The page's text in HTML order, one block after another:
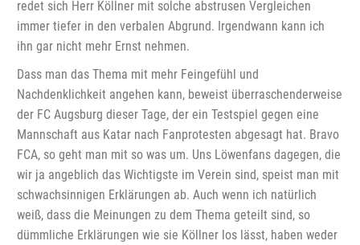
redet sich Herr Köllner mit solche abstrusen Vergleichen
immer tiefer in den verbalen Abgrund. Irgendwann kann ich
ihn gar nicht mehr Ernst nehmen.
Dass man das Thema mit mehr Feingefühl und
Nachdenklichkeit angehen kann, beweist überraschenderweise
der FC Augsburg dieser Tage, der ein Testspiel gegen eine
Mannschaft aus Katar nach Fanprotesten abgesagt hat. Bravo
FCA, so geht man mit so was um. Uns Löwenfans dagegen, die
wir ja angeblich das Wichtigste im Verein sind, speist man mit
schwachsinnigen Erklärungen ab. Auch wenn ich natürlich
weiß, dass die Meinungen zu dem Thema geteilt sind, so
dümmliche Erklärungen wie sie Köllner los lässt, haben weder